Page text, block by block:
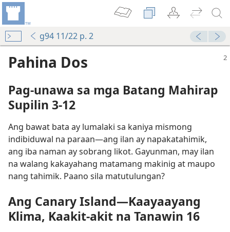
g94 11/22 p. 2
Pahina Dos
Pag-unawa sa mga Batang Mahirap
Supilin 3-12
Ang bawat bata ay lumalaki sa kaniya mismong
indibiduwal na paraan​—ang ilan ay napakatahimik,
ang iba naman ay sobrang likot. Gayunman, may ilan
na walang kakayahang matamang makinig at maupo
nang tahimik. Paano sila matutulungan?
Ang Canary Island​—Kaayaayang
Klima, Kaakit-akit na Tanawin 16